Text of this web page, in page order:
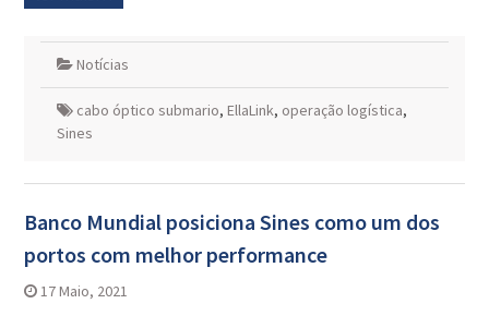
Notícias
cabo óptico submario, EllaLink, operação logística,
Sines
Banco Mundial posiciona Sines como um dos
portos com melhor performance
17 Maio, 2021